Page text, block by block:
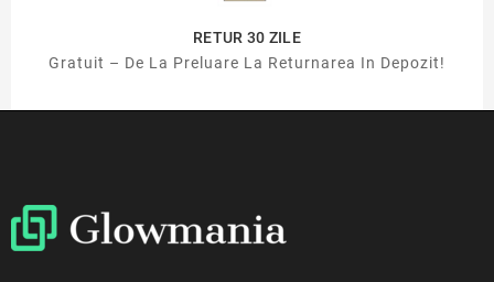
RETUR 30 ZILE
Gratuit – De La Preluare La Returnarea In Depozit!